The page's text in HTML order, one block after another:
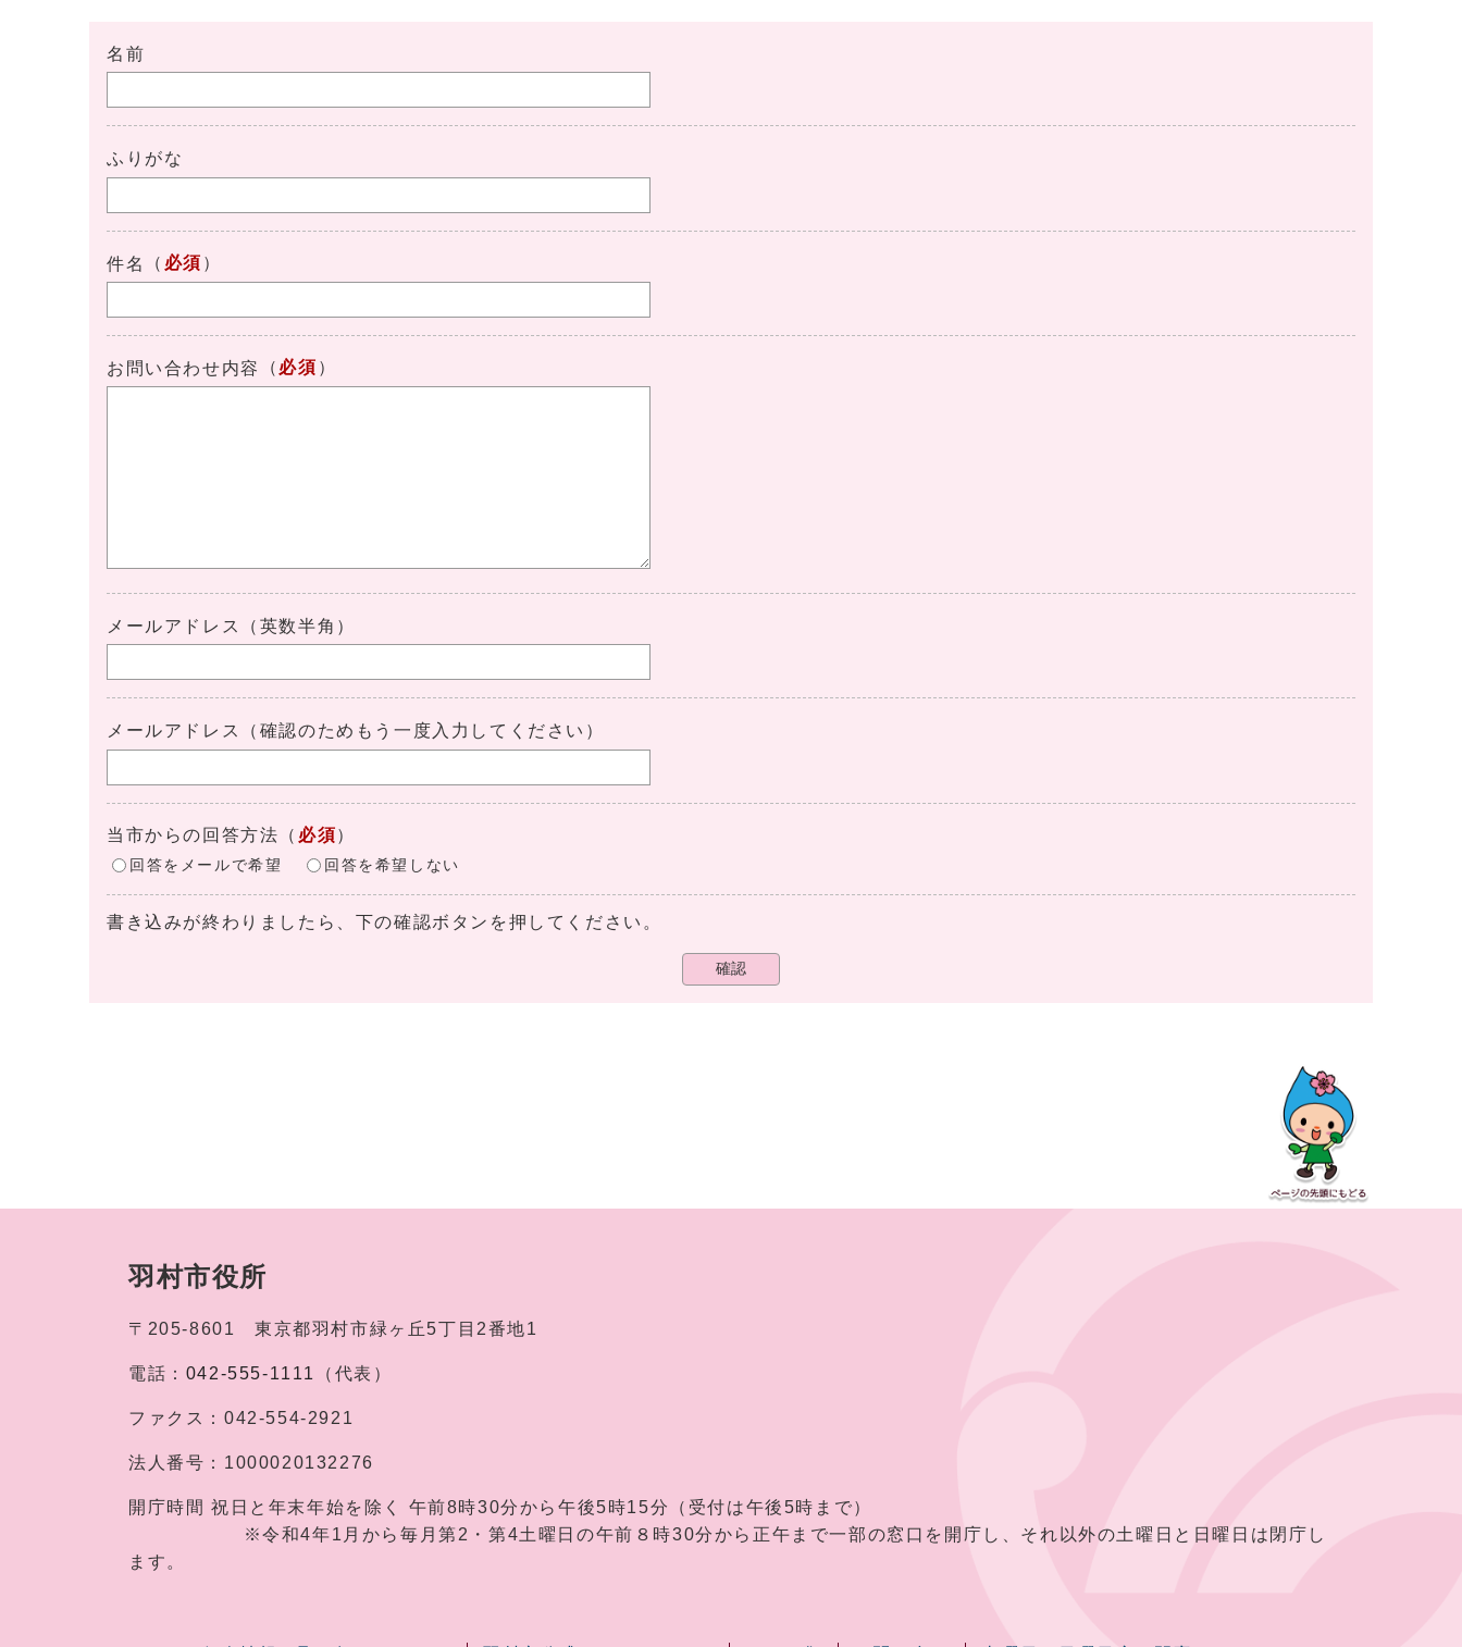
名前
ふりがな
件名 （ 必須 ）
お問い合わせ内容 （ 必須 ）
メールアドレス（英数半角）
メールアドレス（確認のためもう一度入力してください）
当市からの回答方法 （ 必須）
回答をメールで希望 回答を希望しない
書き込みが終わりましたら、下の確認ボタンを押してください。
確認
羽村市役所
〒205-8601 東京都羽村市緑ヶ丘5丁目2番地1
電話： 042-555-1111 （代表）
ファクス： 042-554-2921
法人番号： 1000020132276
開庁時間 祝日と年末年始を除く 午前8時30分から午後5時15分（受付は午後5時まで）
※令和4年1月から毎月第2・第4土曜日の午前８時30分から正午まで一部の窓口を開庁し、それ以外の土曜日と日曜日は閉庁し
ます。